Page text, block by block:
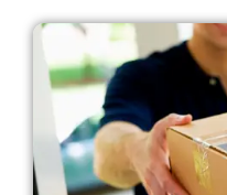
Херсон
Хмельницький
Хмільник
Ірпінь
Івано-Франківськ
Ізмаїл
Кагарлик